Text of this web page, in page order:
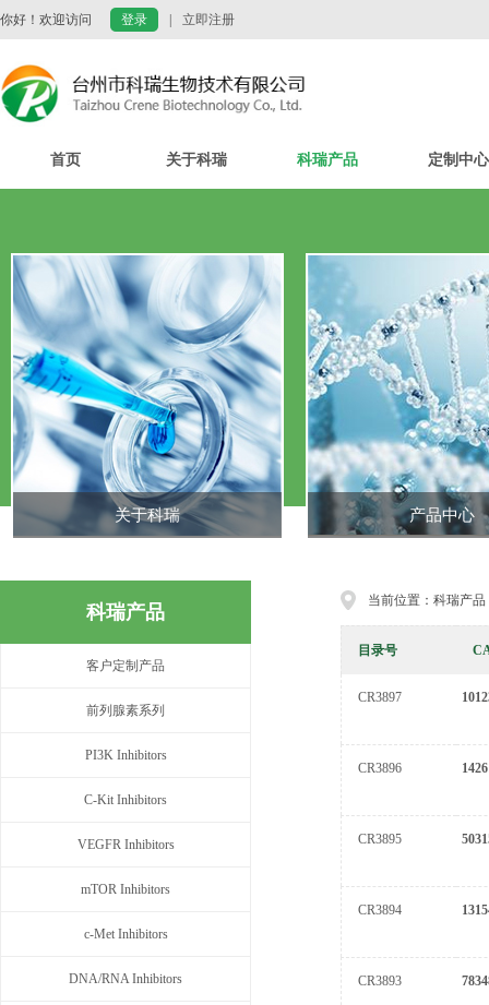
你好！欢迎访问 登录 立即注册
首页 关于科瑞 科瑞产品 定制中心
关于科瑞 产品中心
科瑞产品
客户定制产品
前列腺素系列
PI3K Inhibitors
C-Kit Inhibitors
VEGFR Inhibitors
mTOR Inhibitors
c-Met Inhibitors
DNA/RNA Inhibitors
当前位置：科瑞产品
目录号
CR3897
CR3896
CR3895
CR3894
CR3893